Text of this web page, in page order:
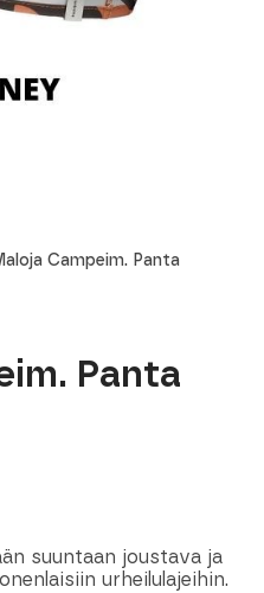
Campeim. Panta
Panta
suuntaan joustava ja
urheilulajeihin.